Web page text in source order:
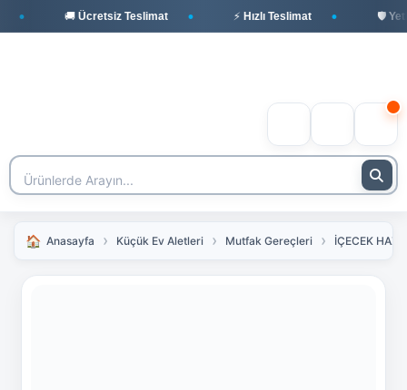
🚚 Ücretsiz Teslimat ⚡ Hızlı Teslimat 🛡️
Anasayfa Küçük Ev Aletleri Mutfak Gereçleri İÇECEK